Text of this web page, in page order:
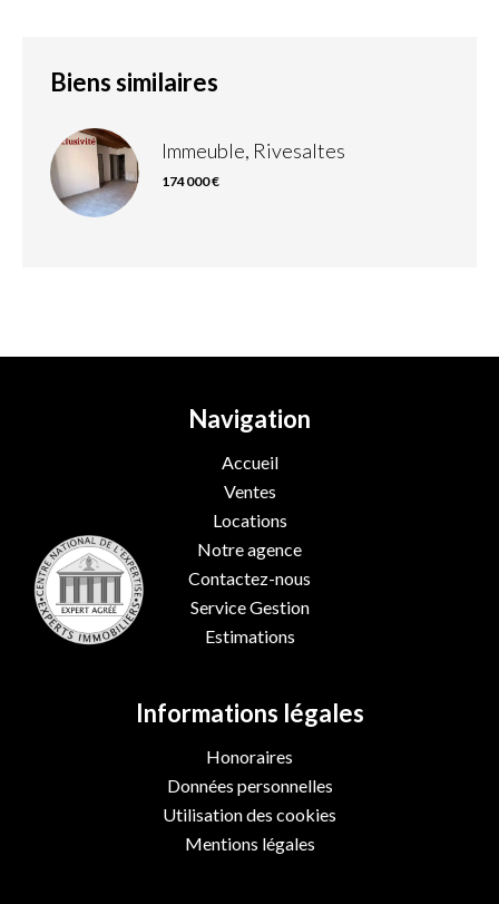
Biens similaires
Immeuble, Rivesaltes
174 000 €
Navigation
Accueil
Ventes
Locations
Notre agence
Contactez-nous
Service Gestion
Estimations
Informations légales
Honoraires
Données personnelles
Utilisation des cookies
Mentions légales